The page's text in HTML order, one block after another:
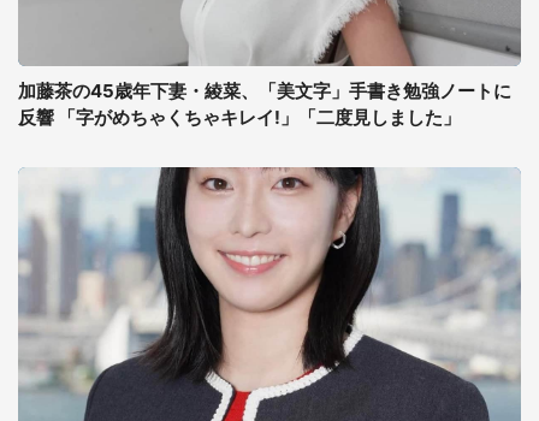
加藤茶の45歳年下妻・綾菜、「美文字」手書き勉強ノートに
反響 「字がめちゃくちゃキレイ!」「二度見しました」